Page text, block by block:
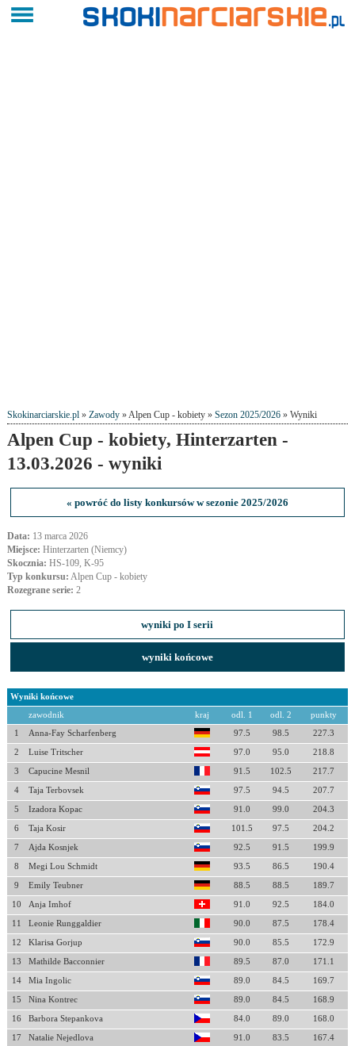
Skokinarciarskie.pl» Zawody» Alpen Cup - kobiety » Sezon 2025/2026» Wyniki
Alpen Cup - kobiety, Hinterzarten -
13.03.2026 - wyniki
« powróć do listy konkursów w sezonie 2025/2026
Data: 13 marca 2026
Miejsce: Hinterzarten (Niemcy)
Skocznia: HS-109, K-95
Typ konkursu: Alpen Cup - kobiety
Rozegrane serie: 2
wyniki po I serii
wyniki końcowe
Wyniki końcowe
zawodnik kraj odl. 1 odl. 2 punkty
1 Anna-Fay Scharfenberg 97.5 98.5 227.3
2 Luise Tritscher 97.0 95.0 218.8
3 Capucine Mesnil 91.5 102.5 217.7
4 Taja Terbovsek 97.5 94.5 207.7
5 Izadora Kopac 91.0 99.0 204.3
6 Taja Kosir 101.5 97.5 204.2
7 Ajda Kosnjek 92.5 91.5 199.9
8 Megi Lou Schmidt 93.5 86.5 190.4
9 Emily Teubner 88.5 88.5 189.7
10 Anja Imhof 91.0 92.5 184.0
11 Leonie Runggaldier 90.0 87.5 178.4
12 Klarisa Gorjup 90.0 85.5 172.9
13 Mathilde Bacconnier 89.5 87.0 171.1
14 Mia Ingolic 89.0 84.5 169.7
15 Nina Kontrec 89.0 84.5 168.9
16 Barbora Stepankova 84.0 89.0 168.0
17 Natalie Nejedlova 91.0 83.5 167.4